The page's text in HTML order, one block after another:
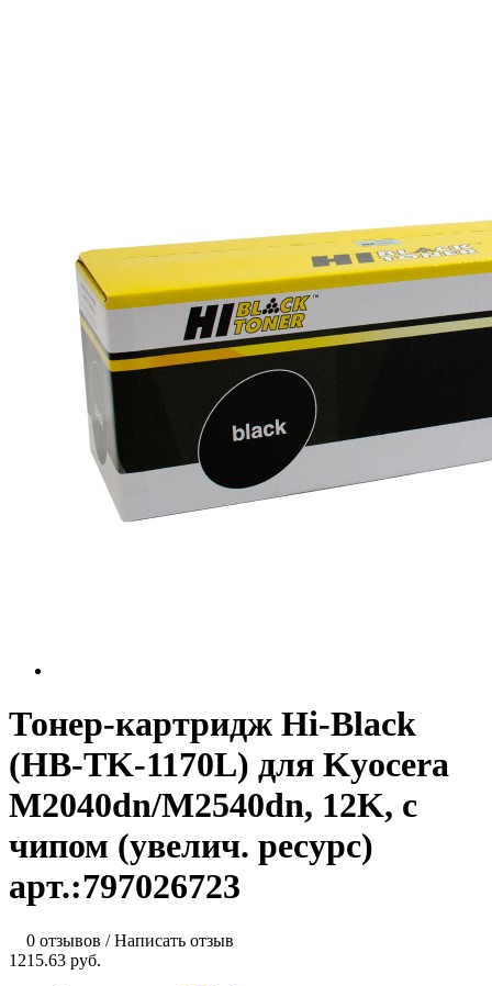
Тонер-картридж Hi-Black
(HB-TK-1170L) для Kyocera
M2040dn/M2540dn, 12K, с
чипом (увелич. ресурс)
арт.:797026723
0 отзывов /Написать отзыв
1215.63 руб.